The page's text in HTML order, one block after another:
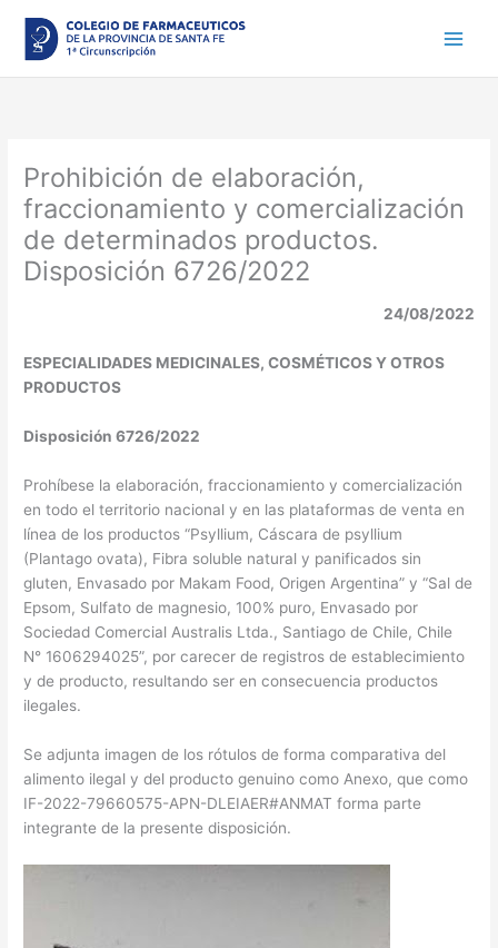
contenido
Prohibición de elaboración,
fraccionamiento y comercialización
de determinados productos.
Disposición 6726/2022
24/08/2022
ESPECIALIDADES MEDICINALES, COSMÉTICOS Y OTROS
PRODUCTOS
Disposición 6726/2022
Prohíbese la elaboración, fraccionamiento y comercialización
en todo el territorio nacional y en las plataformas de venta en
línea de los productos “Psyllium, Cáscara de psyllium
(Plantago ovata), Fibra soluble natural y panificados sin
gluten, Envasado por Makam Food, Origen Argentina” y “Sal de
Epsom, Sulfato de magnesio, 100% puro, Envasado por
Sociedad Comercial Australis Ltda., Santiago de Chile, Chile
N° 1606294025”, por carecer de registros de establecimiento
y de producto, resultando ser en consecuencia productos
ilegales.
Se adjunta imagen de los rótulos de forma comparativa del
alimento ilegal y del producto genuino como Anexo, que como
IF-2022-79660575-APN-DLEIAER#ANMAT forma parte
integrante de la presente disposición.